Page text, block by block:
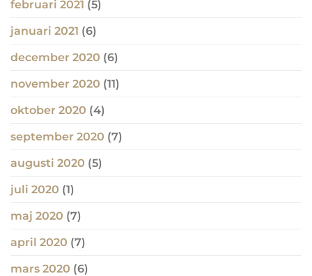
februari 2021 (5)
januari 2021 (6)
december 2020 (6)
november 2020 (11)
oktober 2020 (4)
september 2020 (7)
augusti 2020 (5)
juli 2020 (1)
maj 2020 (7)
april 2020 (7)
mars 2020 (6)